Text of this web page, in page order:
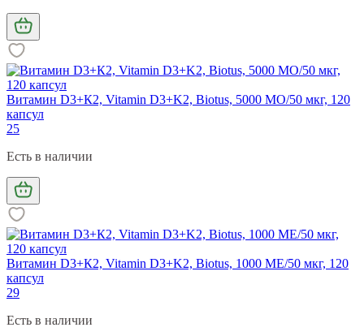
Витамин D3+К2, Vitamin D3+K2, Biotus, 5000 МО/50 мкг, 120
капсул
25
Есть в наличии
Витамин D3+К2, Vitamin D3+K2, Biotus, 1000 МЕ/50 мкг, 120
капсул
29
Есть в наличии